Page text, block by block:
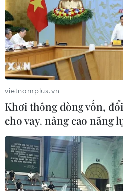
vietnamplus.vn
Khơi thông dòng vốn,
cho vay, nâng cao năng